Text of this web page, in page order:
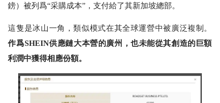
鎊）被列爲“采購成本”，支付給了其新加坡總部。
這隻是冰山一角，類似模式在其全球運營中被廣泛複制。
作爲SHEIN供應鏈大本營的廣州，也未能從其創造的巨額
利潤中獲得相應份額。